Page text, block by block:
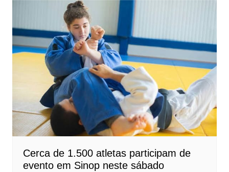
Cerca de 1.500 atletas participam de
evento em Sinop neste sábado